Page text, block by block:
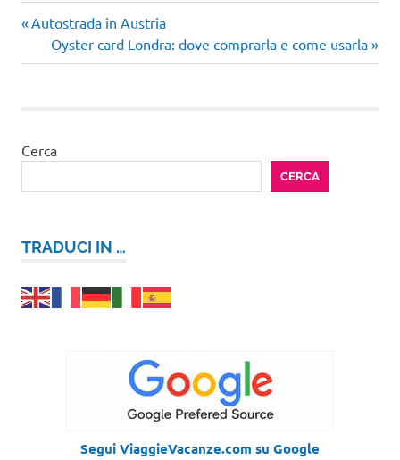
Navigazione
articoli
Articolo
precedente:
Autostrada in Austria
Articolo
successivo:
Oyster card Londra: dove comprarla e come usarla
Cerca
CERCA
TRADUCI IN …
Segui ViaggieVacanze.com su Google